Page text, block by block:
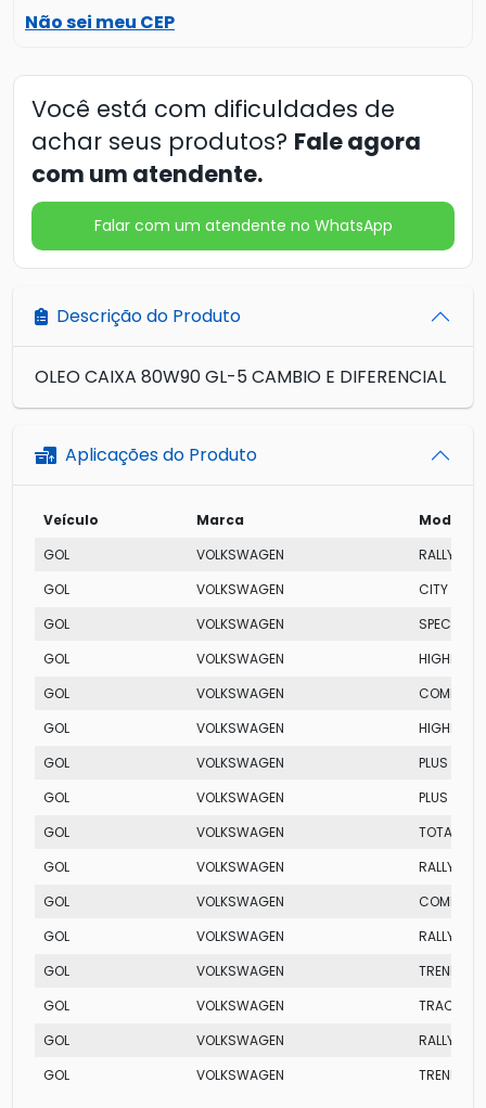
Não sei meu CEP
Você está com dificuldades de
achar seus produtos? Fale agora
com um atendente.
Falar com um atendente no WhatsApp
Descrição do Produto
OLEO CAIXA 80W90 GL-5 CAMBIO E DIFERENCIAL
Aplicações do Produto
Veículo Marca
Modelo
GOL
VOLKSWAGEN
RALLYE I-
GOL
VOLKSWAGEN
CITY
GOL
VOLKSWAGEN
SPECIAL
GOL
VOLKSWAGEN
HIGHLINE
GOL
VOLKSWAGEN
GOL
VOLKSWAGEN
HIGHLINE
GOL
VOLKSWAGEN
PLUS
GOL
VOLKSWAGEN
PLUS
GOL
VOLKSWAGEN
TOTAL FLEX
GOL
VOLKSWAGEN
RALLYE
GOL
VOLKSWAGEN
GOL
VOLKSWAGEN
RALLYE I-
GOL
VOLKSWAGEN
TRENDLINE
GOL
VOLKSWAGEN
TRACK
GOL
VOLKSWAGEN
RALLYE
GOL
VOLKSWAGEN TRENDLINE